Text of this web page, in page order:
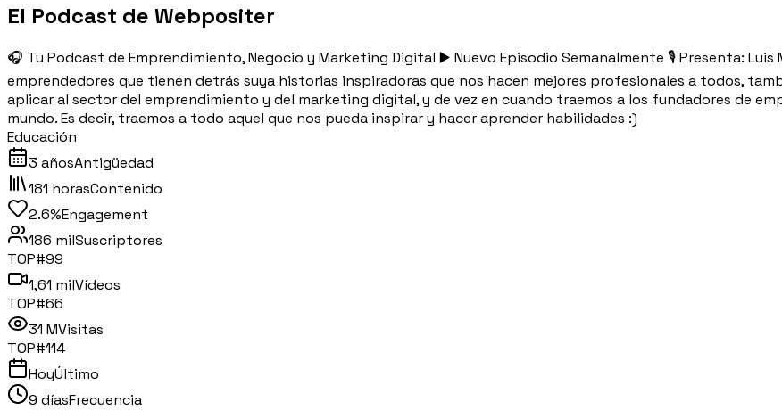
El Podcast de Webpositer
🎧 Tu Podcast de Emprendimiento, Negocio y Marketing Digital ▶️ Nuevo Episodio Semanalmente 🎙️ Presenta:
emprendedores que tienen detrás suya historias inspiradoras que nos hacen mejores profesionales a todos,
aplicar al sector del emprendimiento y del marketing digital, y de vez en cuando traemos a los fundadores de
mundo. Es decir, traemos a todo aquel que nos pueda inspirar y hacer aprender habilidades :)
Educación
3 añosAntigüedad
181 horasContenido
2.6%Engagement
186 milSuscriptores
TOP#99
1,61 milVídeos
TOP#66
31 MVisitas
TOP#114
HoyÚltimo
9 díasFrecuencia